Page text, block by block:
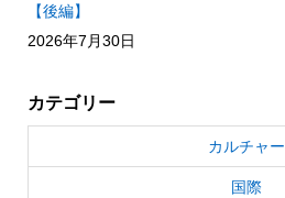
【後編】
2026年7月30日
カテゴリー
カルチャー
国際